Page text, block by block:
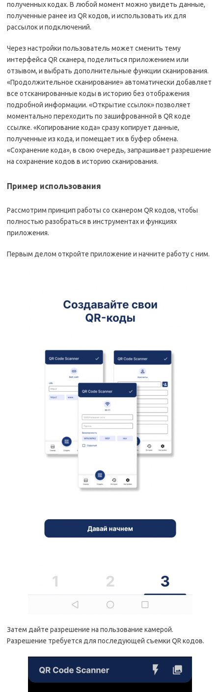
полученных кодах. В любой момент можно увидеть данные,
полученные ранее из QR кодов, и использовать их для
рассылок и подключений.
Через настройки пользователь может сменить тему
интерфейса QR сканера, поделиться приложением или
отзывом, и выбрать дополнительные функции сканирования.
«Продолжительное сканирование» автоматически добавляет
все отсканированные коды в историю без отображения
подробной информации. «Открытие ссылок» позволяет
моментально переходить по зашифрованной в QR коде
ссылке. «Копирование кода» сразу копирует данные,
полученные из кода, и помещает их в буфер обмена.
«Сохранение кода», в свою очередь, запрашивает разрешение
на сохранение кодов в историю сканирования.
Пример использования
Рассмотрим принцип работы со сканером QR кодов, чтобы
полностью разобраться в инструментах и функциях
приложения.
Первым делом откройте приложение и начните работу с ним.
Затем дайте разрешение на пользование камерой.
Разрешение требуется для последующей съемки QR кодов.